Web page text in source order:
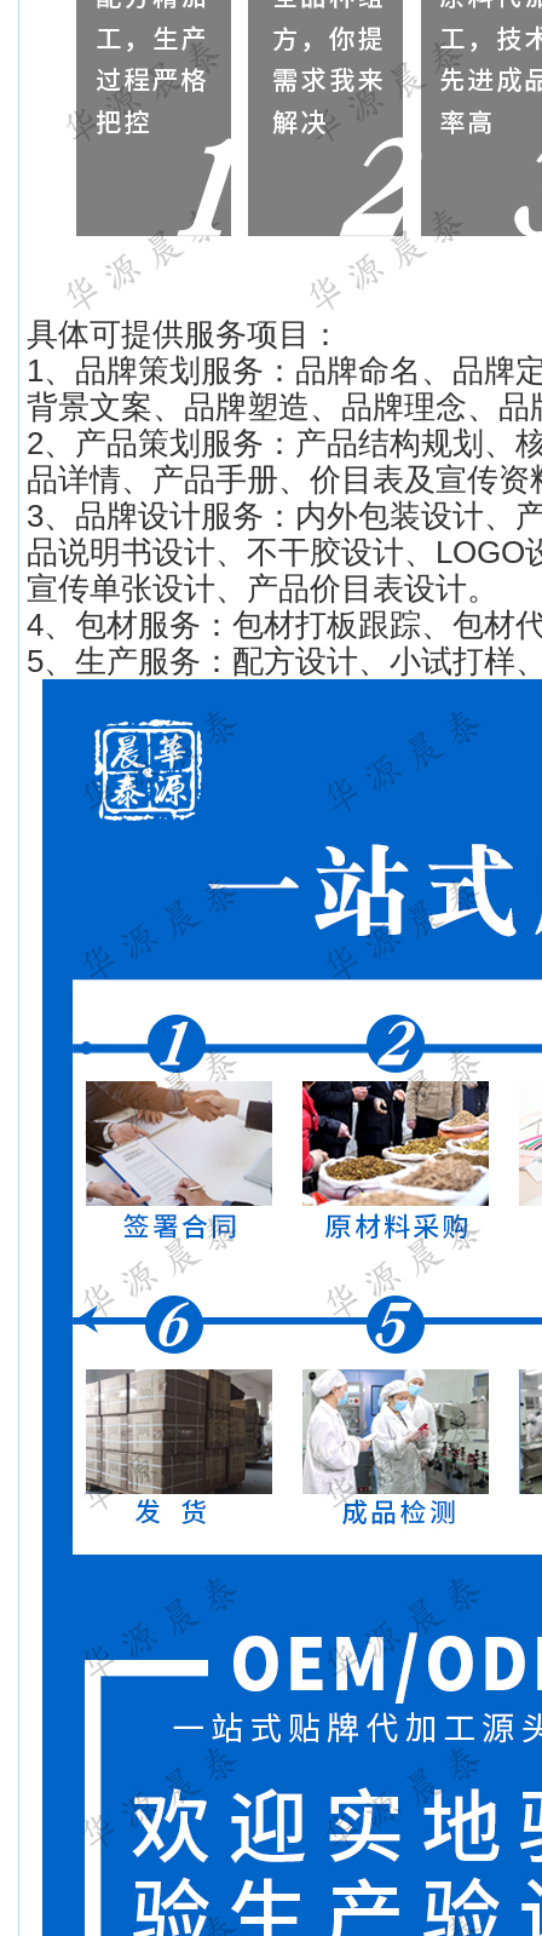
具体可提供服务项目：
1、品牌策划服务：品牌命名、品牌
背景文案、品牌塑造、品牌理念、品
2、产品策划服务：产品结构规划、
品详情、产品手册、价目表及宣传资
3、品牌设计服务：内外包装设计、
品说明书设计、不干胶设计、LOGO
宣传单张设计、产品价目表设计。
4、包材服务：包材打板跟踪、包材
5、生产服务：配方设计、小试打样